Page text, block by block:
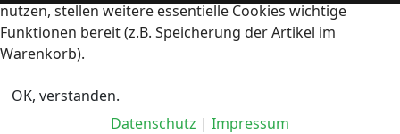
nutzen, stellen weitere essentielle Cookies wichtige
Funktionen bereit (z.B. Speicherung der Artikel im
Warenkorb).
OK, verstanden.
Datenschutz | Impressum